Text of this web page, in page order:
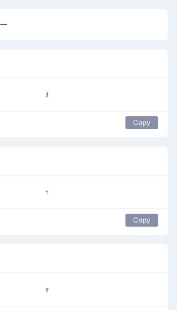
Copy
Copy